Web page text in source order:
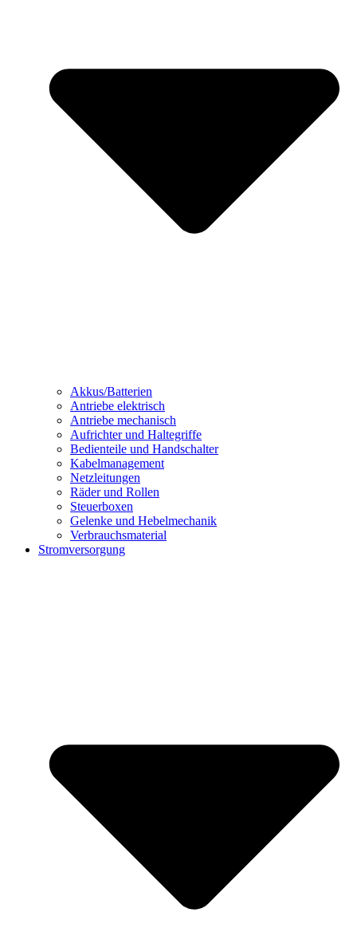
Akkus/Batterien
Antriebe elektrisch
Antriebe mechanisch
Aufrichter und Haltegriffe
Bedienteile und Handschalter
Kabelmanagement
Netzleitungen
Räder und Rollen
Steuerboxen
Gelenke und Hebelmechanik
Verbrauchsmaterial
Stromversorgung